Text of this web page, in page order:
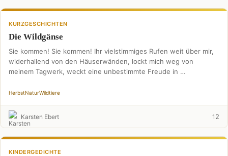
KURZGESCHICHTEN
Die Wildgänse
Sie kommen! Sie kommen! Ihr vielstimmiges Rufen weit über mir,
widerhallend von den Häuserwänden, lockt mich weg von
meinem Tagwerk, weckt eine unbestimmte Freude in …
HerbstNaturWildtiere
Karsten Ebert 1 2
KINDERGEDICHTE